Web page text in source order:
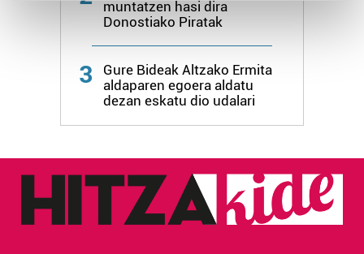
Find out more about how your personal data is processed
and set your preferences in thedetails section
Guk eta gure bazkideek zure datu pertsonalak
prozesatzen ditugu, zure IP zenbakia, besteak beste,
teknologia erabiliz, cookieak adibidez, iragarki eta eduki
pertsonalizatuak eskaintzeko, iragarkiak eta edukia
erabiltzen dituen hauta dezakezu.
Bazkide batzuek ez dizute baimenik eskatzen, eta beren
muntatzen hasi dira
Donostiako Piratak
3
Gure Bideak Altzako Ermita
aldaparen egoera aldatu
dezan eskatu dio udalari